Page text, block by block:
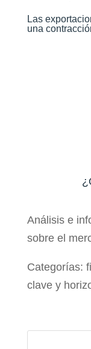
Las
una
Análisis e
sobre el
Categorías:
clave y